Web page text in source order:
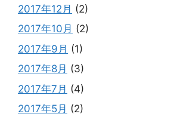
2017年12月 (2)
2017年10月 (2)
2017年9月 (1)
2017年8月 (3)
2017年7月 (4)
2017年5月 (2)